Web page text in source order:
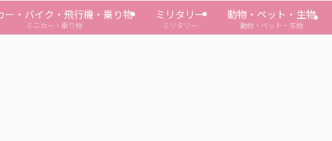
ー・バイク・飛行機・乗り物
ミニカー・乗り物
ミリタリー
ミリタリー
動物・ペット・生物
動物・ペット・生物